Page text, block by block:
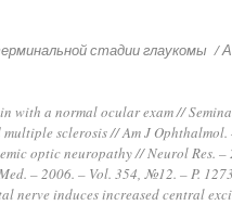
стадии глаукомы /
with a normal ocular exam //
sclerosis // Am J Ophthalmol.
optic neuropathy // Neurol Res.
– 2006. – Vol. 354, №12. – P.
nerve induces increased central